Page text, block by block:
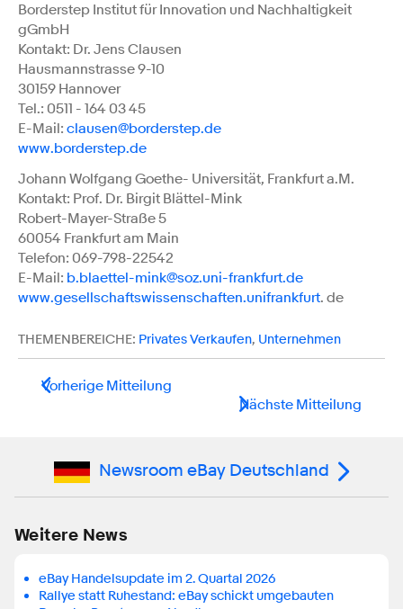
Borderstep Institut für Innovation und Nachhaltigkeit
gGmbH
Kontakt: Dr. Jens Clausen
Hausmannstrasse 9-10
30159 Hannover
Tel.: 0511 - 164 03 45
E-Mail: clausen@borderstep.de
www.borderstep.de
Johann Wolfgang Goethe- Universität, Frankfurt a.M.
Kontakt: Prof. Dr. Birgit Blättel-Mink
Robert-Mayer-Straße 5
60054 Frankfurt am Main
Telefon: 069-798-22542
E-Mail: b.blaettel-mink@soz.uni-frankfurt.de
www.gesellschaftswissenschaften.unifrankfurt. de
THEMENBEREICHE: Privates Verkaufen, Unternehmen
Vorherige Mitteilung
Nächste Mitteilung
Newsroom eBay Deutschland
Weitere News
eBay Handelsupdate im 2. Quartal 2026
Rallye statt Ruhestand: eBay schickt umgebauten